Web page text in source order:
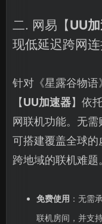
二. 网易【UU
现低延迟跨网
针对《星露谷物
【UU加速器】依
网联机功能。无
可搭建覆盖全球的
跨地域的联机难题
免费使用 ：无需
联机房间，并支